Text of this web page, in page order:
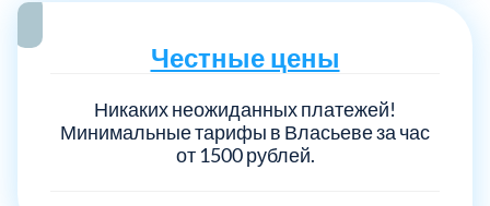
Честные цены
Никаких неожиданных платежей!
Минимальные тарифы в Власьеве за час
от 1500 рублей.